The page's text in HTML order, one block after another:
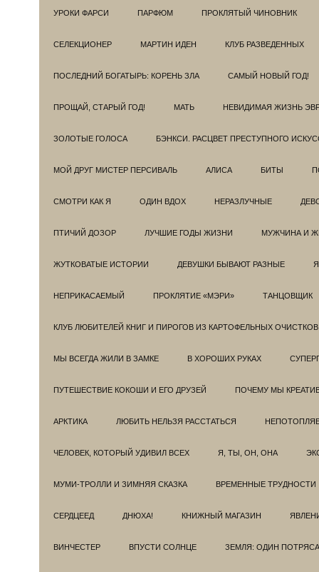
УРОКИ ФАРСИ ПАРФЮМ ПРОКЛЯТЫЙ ЧИНОВНИК
СЕЛЕКЦИОНЕР МАРТИН ИДЕН КЛУБ РАЗВЕДEННЫХ
ПОСЛЕДНИЙ БОГАТЫРЬ: КОРЕНЬ ЗЛА САМЫЙ НОВЫЙ ГОД!
ПРОЩАЙ, СТАРЫЙ ГОД! МАТЬ НЕВИДИМАЯ ЖИЗНЬ
ЗОЛОТЫЕ ГОЛОСА БЭНКСИ. РАСЦВЕТ ПРЕСТУПНОГО
МОЙ ДРУГ МИСТЕР ПЕРСИВАЛЬ АЛИСА БИТЫ
СМОТРИ КАК Я ОДИН ВДОХ НЕРАЗЛУЧНЫЕ
ПТИЧИЙ ДОЗОР ЛУЧШИЕ ГОДЫ ЖИЗНИ МУЖЧИНА И
ЖУТКОВАТЫЕ ИСТОРИИ ДЕВУШКИ БЫВАЮТ РАЗНЫЕ
НЕПРИКАСАЕМЫЙ ПРОКЛЯТИЕ «МЭРИ» ТАНЦОВЩИК
КЛУБ ЛЮБИТЕЛЕЙ КНИГ И ПИРОГОВ ИЗ КАРТОФЕЛЬНЫХ ОЧИСТКОВ
МЫ ВСЕГДА ЖИЛИ В ЗАМКЕ В ХОРОШИХ РУКАХ
ПУТЕШЕСТВИЕ КОКОШИ И ЕГО ДРУЗЕЙ ПОЧЕМУ МЫ
АРКТИКА ЛЮБИТЬ НЕЛЬЗЯ РАССТАТЬСЯ
ЧЕЛОВЕК, КОТОРЫЙ УДИВИЛ ВСЕХ Я, ТЫ, ОН, ОНА
МУМИ-ТРОЛЛИ И ЗИМНЯЯ СКАЗКА ВРЕМЕННЫЕ ТРУДНОСТИ
СЕРДЦЕЕД ДНЮХА! КНИЖНЫЙ МАГАЗИН
ВИНЧЕСТЕР ВПУСТИ СОЛНЦЕ ЗЕМЛЯ: ОДИН